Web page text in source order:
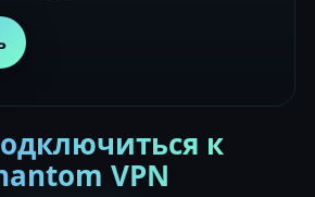
к
VPN